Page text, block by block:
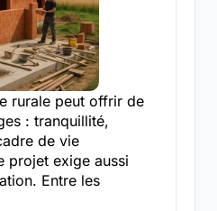
rurale peut offrir de
: tranquillité,
de vie
projet exige aussi
Entre les